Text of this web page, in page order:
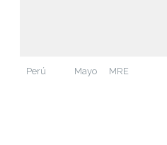
Perú Mayo MRE